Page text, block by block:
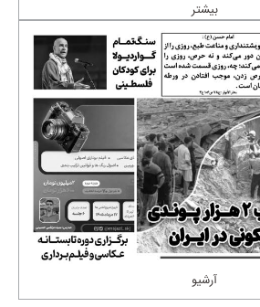
بیشتر
آرشیو